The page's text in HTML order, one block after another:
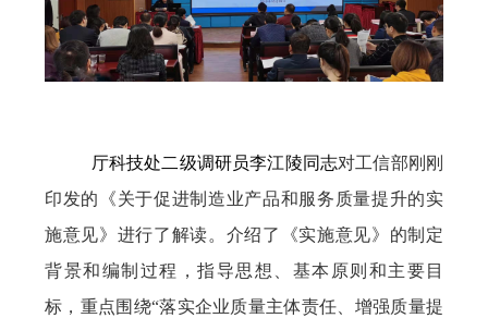
厅科技处二级调研员李江陵同志对工信部刚刚
印发的《关于促进制造业产品和服务质量提升的实
施意见》进行了解读。介绍了《实施意见》的制定
背景和编制过程，指导思想、基本原则和主要目
标，重点围绕“落实企业质量主体责任、增强质量提